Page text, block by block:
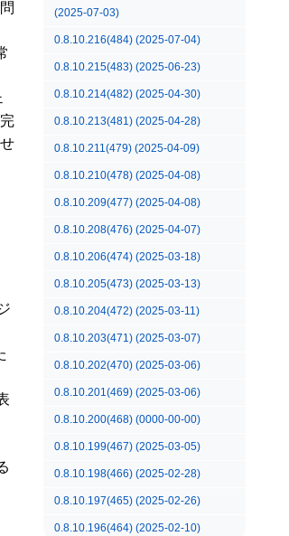
(2025-07-03)
0.8.10.216(484) (2025-07-04)
0.8.10.215(483) (2025-06-23)
0.8.10.214(482) (2025-04-30)
0.8.10.213(481) (2025-04-28)
0.8.10.211(479) (2025-04-09)
0.8.10.210(478) (2025-04-08)
0.8.10.209(477) (2025-04-08)
0.8.10.208(476) (2025-04-07)
0.8.10.206(474) (2025-03-18)
0.8.10.205(473) (2025-03-13)
0.8.10.204(472) (2025-03-11)
0.8.10.203(471) (2025-03-07)
0.8.10.202(470) (2025-03-06)
0.8.10.201(469) (2025-03-06)
0.8.10.200(468) (0000-00-00)
0.8.10.199(467) (2025-03-05)
0.8.10.198(466) (2025-02-28)
0.8.10.197(465) (2025-02-26)
0.8.10.196(464) (2025-02-10)